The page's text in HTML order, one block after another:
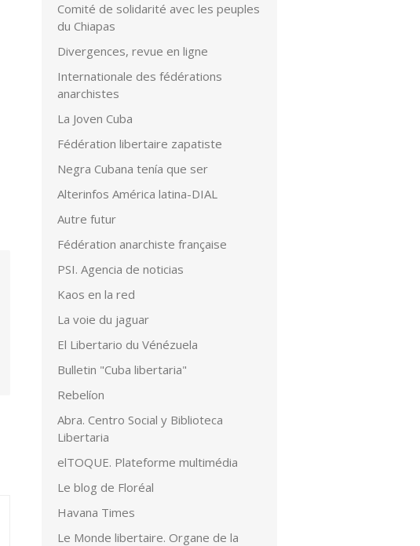
Comité de solidarité avec les peuples
du Chiapas
Divergences, revue en ligne
Internationale des fédérations
anarchistes
La Joven Cuba
Fédération libertaire zapatiste
Negra Cubana tenía que ser
Alterinfos América latina-DIAL
Autre futur
Fédération anarchiste française
PSI. Agencia de noticias
Kaos en la red
La voie du jaguar
El Libertario du Vénézuela
Bulletin "Cuba libertaria"
Rebelíon
Abra. Centro Social y Biblioteca
Libertaria
elTOQUE. Plateforme multimédia
Le blog de Floréal
Havana Times
Le Monde libertaire. Organe de la